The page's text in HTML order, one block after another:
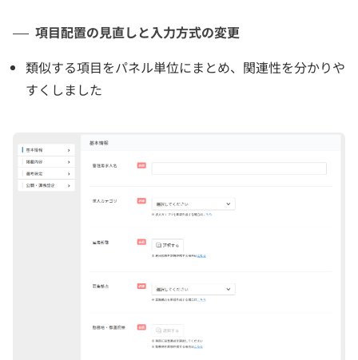
項目配置の見直しと入力方式の変更
類似する項目をパネル単位にまとめ、関連性を分かりや
すくしました